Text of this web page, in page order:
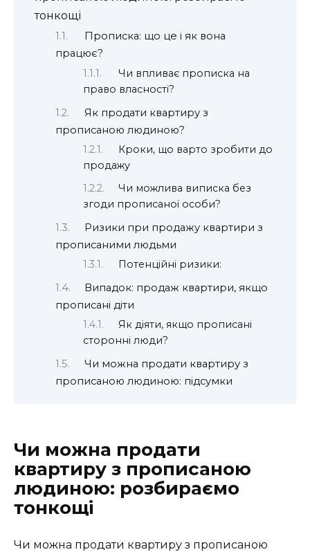
тонкощі
Прописка: що це і як вона
працює?
Чи впливає прописка на
право власності?
Як продати квартиру з
прописаною людиною?
Кроки, що варто зробити до
продажу
Чи можлива виписка без
згоди прописаної особи?
Ризики при продажу квартири з
прописаними людьми
Потенційні ризики:
Випадок: продаж квартири, якщо
прописані діти
Як діяти, якщо прописані
сторонні люди?
Чи можна продати квартиру з
прописаною людиною: підсумки
Чи можна продати
квартиру з прописаною
людиною: розбираємо
тонкощі
Чи можна продати квартиру з прописаною